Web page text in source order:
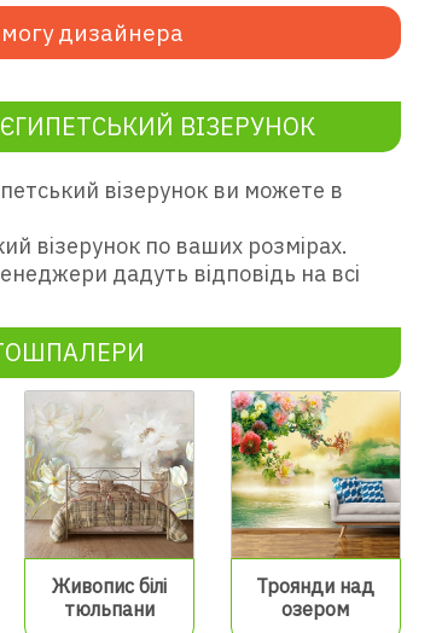
дизайнера
ВІЗЕРУНОК
візерунок ви можете в
візерунок по ваших розмірах.
дадуть відповідь на всі
Живопис білі
тюльпани
Троянди над
озером